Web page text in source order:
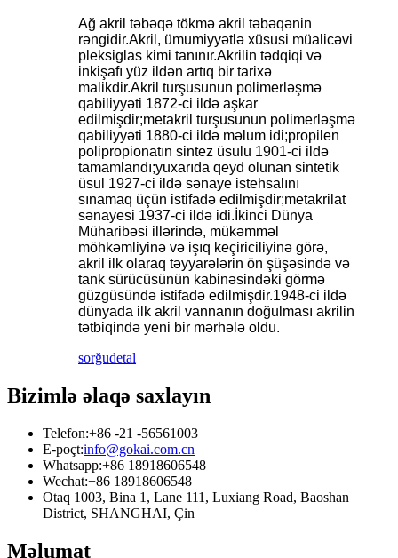
Ağ akril təbəqə tökmə akril təbəqənin
rəngidir.Akril, ümumiyyətlə xüsusi müalicəvi
pleksiglas kimi tanınır.Akrilin tədqiqi və
inkişafı yüz ildən artıq bir tarixə
malikdir.Akril turşusunun polimerləşmə
qabiliyyəti 1872-ci ildə aşkar
edilmişdir;metakril turşusunun polimerləşmə
qabiliyyəti 1880-ci ildə məlum idi;propilen
polipropionatın sintez üsulu 1901-ci ildə
tamamlandı;yuxarıda qeyd olunan sintetik
üsul 1927-ci ildə sənaye istehsalını
sınamaq üçün istifadə edilmişdir;metakrilat
sənayesi 1937-ci ildə idi.İkinci Dünya
Müharibəsi illərində, mükəmməl
möhkəmliyinə və işıq keçiriciliyinə görə,
akril ilk olaraq təyyarələrin ön şüşəsində və
tank sürücüsünün kabinəsindəki görmə
güzgüsündə istifadə edilmişdir.1948-ci ildə
dünyada ilk akril vannanın doğulması akrilin
tətbiqində yeni bir mərhələ oldu.
sorğudetal
Bizimlə əlaqə saxlayın
Telefon:+86 -21 -56561003
E-poçt:info@gokai.com.cn
Whatsapp:+86 18918606548
Wechat:+86 18918606548
Otaq 1003, Bina 1, Lane 111, Luxiang Road, Baoshan
District, SHANGHAI, Çin
Məlumat